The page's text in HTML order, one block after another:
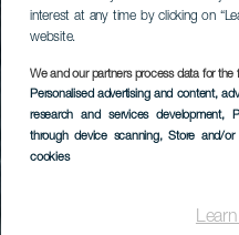
interest at any time by clicking on
website.
We and our partners process data for the
Personalised advertising and content,
research and services development,
through device scanning, Store and/or
cookies